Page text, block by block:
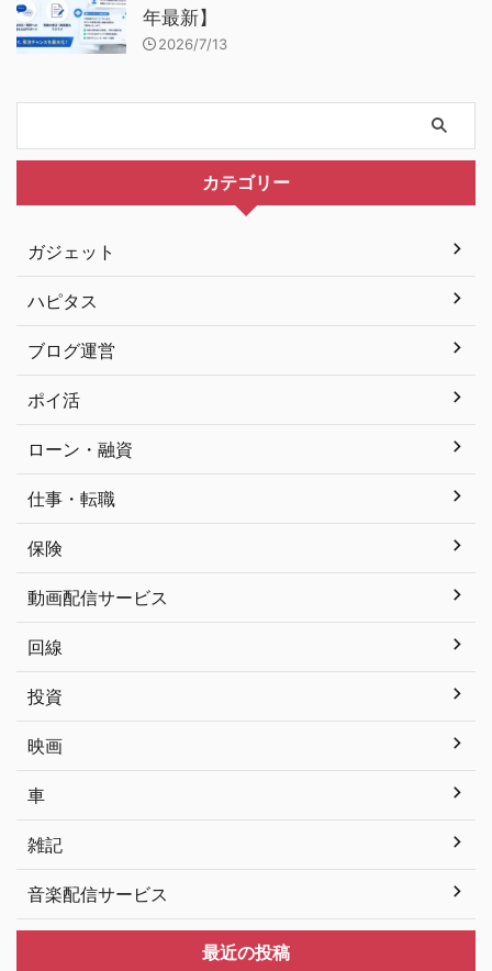
年最新】
2026/7/13
カテゴリー
ガジェット
ハピタス
ブログ運営
ポイ活
ローン・融資
仕事・転職
保険
動画配信サービス
回線
投資
映画
車
雑記
音楽配信サービス
最近の投稿